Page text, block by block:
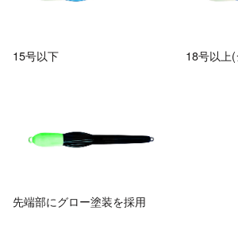
15号以下 18号以上
先端部にグロー塗装を採用